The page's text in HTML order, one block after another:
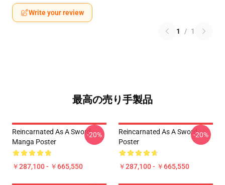
Write your review
1 / 1
最高の売り手製品
Reincarnated As A Sword
Manga Poster
￥287,100 - ￥665,550
-20%
Reincarnated As A Sword
Poster
￥287,100 - ￥665,550
-20%